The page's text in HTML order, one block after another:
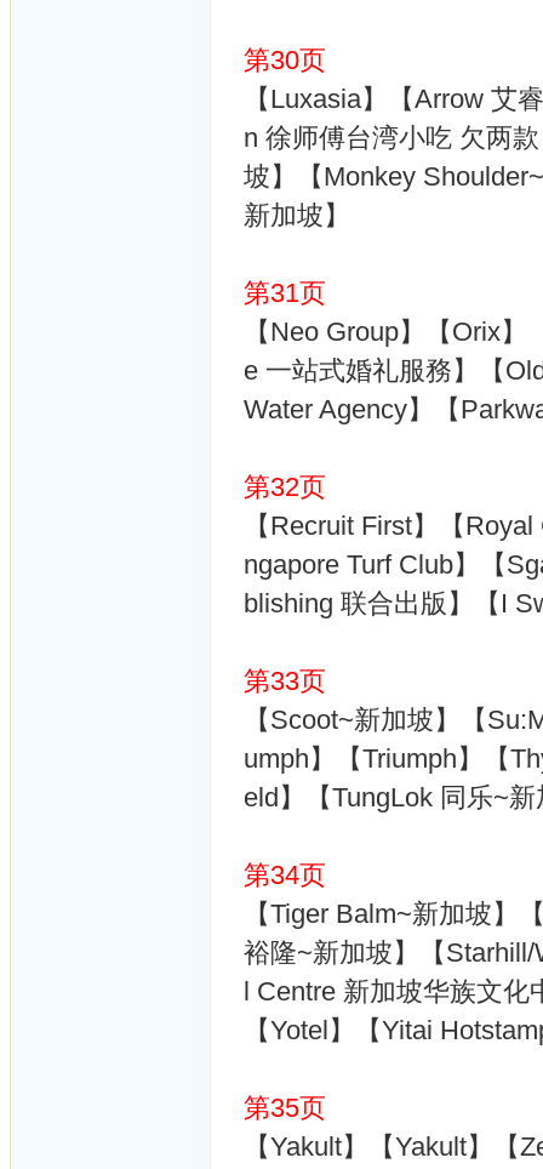
第30页
【Luxasia】【Arrow 艾
n 徐师傅台湾小吃 欠两
坡】【Monkey
新加坡】
第31页
【Neo Group】【Orix
e 一站式婚礼服務】【
Water Agency】【
第32页
【Recruit First】【
ngapore Turf Club】【
blishing 联合出版】【I
第33页
【Scoot~新加坡】【
umph】【Triumph】【
eld】【TungLok 同乐~
第34页
【Tiger Balm~新加坡】
裕隆~新加坡】【
l Centre 新加坡华族文化
【Yotel】【Yitai
第35页
【Yakult】【Yakult】